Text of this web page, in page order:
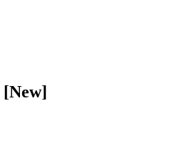
[New]